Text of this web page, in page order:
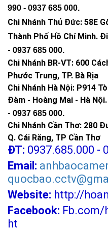
990 - 0937 685 000.
Chi Nhánh Thủ Đức: 58E
Thành Phố Hồ Chí Minh.
- 0937 685 000.
Chi Nhánh BR-VT: 600
Phước Trung, TP. Bà Rịa
Chi Nhánh Hà Nội: P914
Đàm - Hoàng Mai - Hà Nội.
- 0937 685 000.
Chi Nhánh Cần Thơ: 280
Q. Cái Răng, TP Cần Thơ
ĐT: 0937.685.000 -
Email:
Website: http://
Facebook:
ht